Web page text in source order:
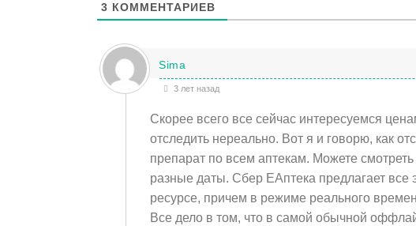
3 КОММЕНТАРИЕВ
Sima
3 лет назад
Скорее всего все сейчас интересуемся
отследить нереально. Вот я и говорю, как
препарат по всем аптекам. Можете
разные даты. Сбер ЕАптека предлагает все
ресурсе, причем в режиме реального
Все дело в том, что в самой обычной